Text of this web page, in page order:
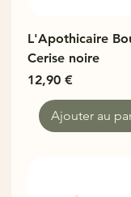
L'Apothicaire
Cerise noire
Prix
12,90 €
Ajouter au